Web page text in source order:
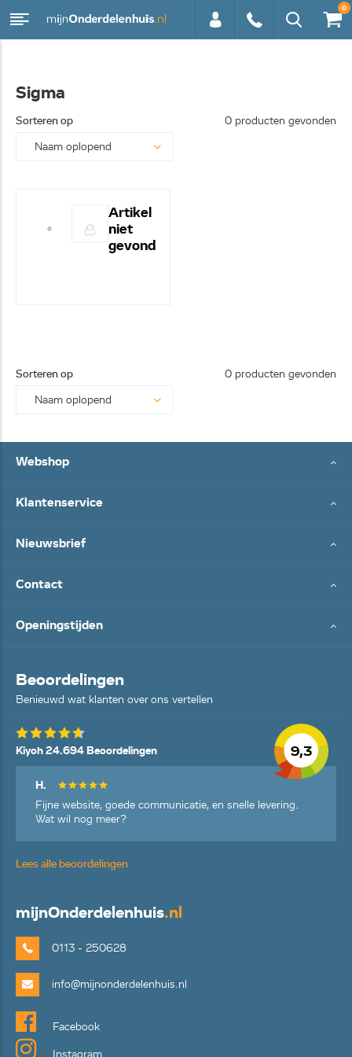
250628
0
Sigma
Sorteren op 0 producten gevonden
Artikel
niet
gevond
Sorteren op 0 producten gevonden
Webshop
Klantenservice
Nieuwsbrief
Contact
Openingstijden
Beoordelingen
Benieuwd wat klanten over ons vertellen
9,3
Kiyoh 24.694 Beoordelingen
H.
Fijne website, goede communicatie, en snelle levering.
Wat wil nog meer?
Lees alle beoordelingen
mijnOnderdelenhuis.nl
0113 - 250628
info@mijnonderdelenhuis.nl
Facebook